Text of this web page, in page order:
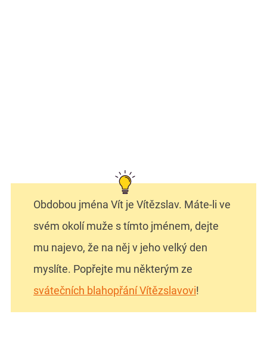
Obdobou jména Vít je Vítězslav. Máte-li ve
svém okolí muže s tímto jménem, dejte
mu najevo, že na něj v jeho velký den
myslíte. Popřejte mu některým ze
svátečních blahopřání Vítězslavovi!